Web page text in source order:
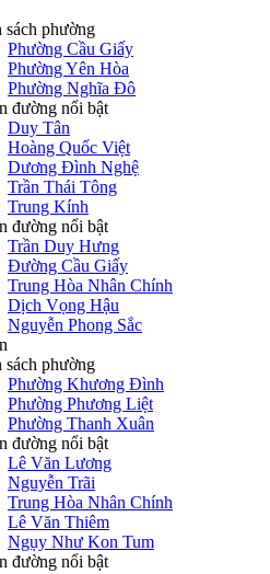
sách phường
Phường Cầu Giấy
Phường Yên Hòa
Phường Nghĩa Đô
đường nổi bật
Duy Tân
Hoàng Quốc Việt
Dương Đình Nghệ
Trần Thái Tông
Trung Kính
đường nổi bật
Trần Duy Hưng
Đường Cầu Giấy
Trung Hòa Nhân Chính
Dịch Vọng Hậu
Nguyễn Phong Sắc
sách phường
Phường Khương Đình
Phường Phương Liệt
Phường Thanh Xuân
đường nổi bật
Lê Văn Lương
Nguyễn Trãi
Trung Hòa Nhân Chính
Lê Văn Thiêm
Ngụy Như Kon Tum
đường nổi bật